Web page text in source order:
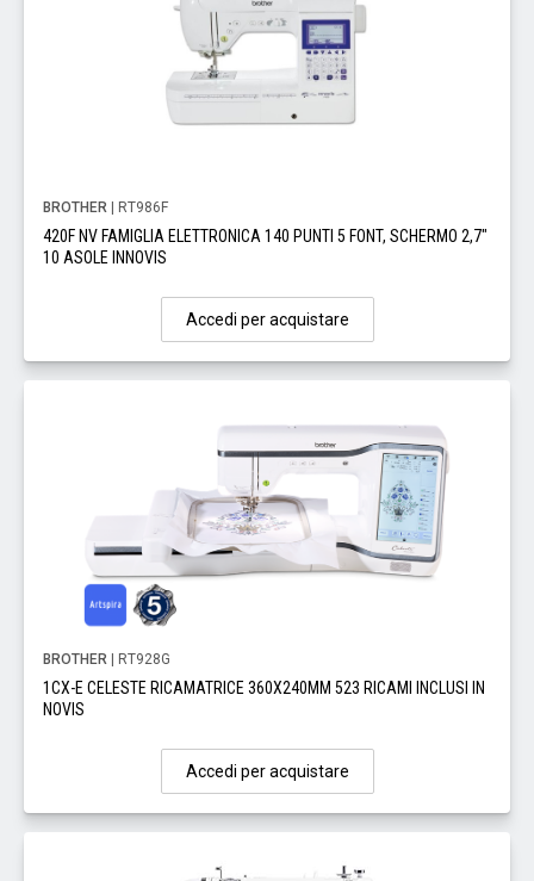
BROTHER | RT986F
420F NV FAMIGLIA ELETTRONICA 140 PUNTI 5 FONT, SCHERMO 2,7"
10 ASOLE INNOVIS
Accedi per acquistare
BROTHER | RT928G
1CX-E CELESTE RICAMATRICE 360X240MM 523 RICAMI INCLUSI IN
NOVIS
Accedi per acquistare